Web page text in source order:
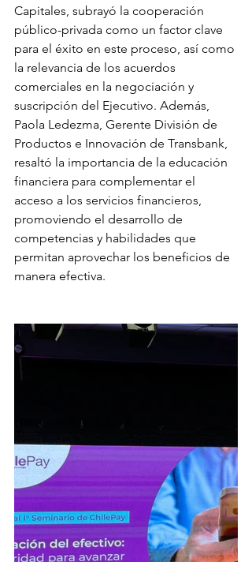
Capitales, subrayó la cooperación
público-privada como un factor clave
para el éxito en este proceso, así como
la relevancia de los acuerdos
comerciales en la negociación y
suscripción del Ejecutivo. Además,
Paola Ledezma, Gerente División de
Productos e Innovación de Transbank,
resaltó la importancia de la educación
financiera para complementar el
acceso a los servicios financieros,
promoviendo el desarrollo de
competencias y habilidades que
permitan aprovechar los beneficios de
manera efectiva.